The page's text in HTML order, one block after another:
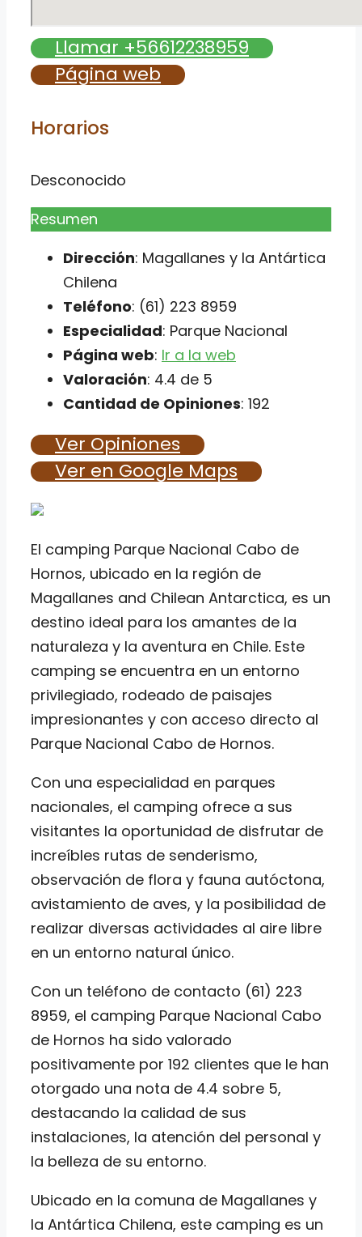
Llamar +56612238959
Página web
Horarios
Desconocido
Resumen
Dirección: Magallanes y la Antártica
Chilena
Teléfono: (61) 223 8959
Especialidad: Parque Nacional
Página web: Ir a la web
Valoración: 4.4 de 5
Cantidad de Opiniones: 192
Ver Opiniones
Ver en Google Maps
El camping Parque Nacional Cabo de
Hornos, ubicado en la región de
Magallanes and Chilean Antarctica, es un
destino ideal para los amantes de la
naturaleza y la aventura en Chile. Este
camping se encuentra en un entorno
privilegiado, rodeado de paisajes
impresionantes y con acceso directo al
Parque Nacional Cabo de Hornos.
Con una especialidad en parques
nacionales, el camping ofrece a sus
visitantes la oportunidad de disfrutar de
increíbles rutas de senderismo,
observación de flora y fauna autóctona,
avistamiento de aves, y la posibilidad de
realizar diversas actividades al aire libre
en un entorno natural único.
Con un teléfono de contacto (61) 223
8959, el camping Parque Nacional Cabo
de Hornos ha sido valorado
positivamente por 192 clientes que le han
otorgado una nota de 4.4 sobre 5,
destacando la calidad de sus
instalaciones, la atención del personal y
la belleza de su entorno.
Ubicado en la comuna de Magallanes y
la Antártica Chilena, este camping es un